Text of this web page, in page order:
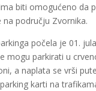
biti omogućeno da
na području Zvornika.
počela je 01.
mogu parkirati u
a naplata se vrši
karti na